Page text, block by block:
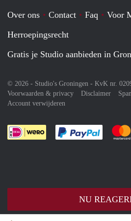
NU
Over ons Contact Faq
Voor
Herroepingsrecht
Gratis je Studio aanbieden in
© 2026 - Studio's Groningen - KvK nr.
Voorwaarden & privacy
Disclaimer
Account verwijderen
Je